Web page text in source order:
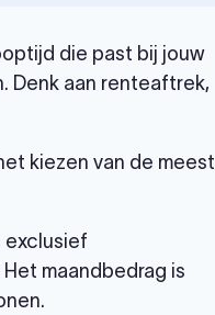
die past bij jouw
Denk aan renteaftrek,
kiezen van de meest
exclusief
maandbedrag is